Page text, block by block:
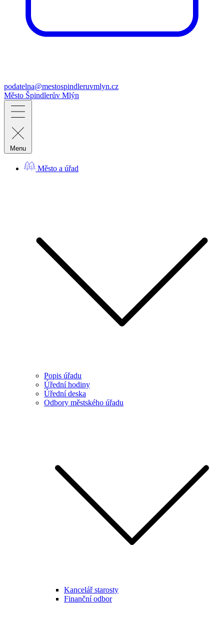
podatelna@mestospindleruvmlyn.cz
Město Špindlerův Mlýn
Menu
Město a úřad
Popis úřadu
Úřední hodiny
Úřední deska
Odbory městského úřadu
Kancelář starosty
Finanční odbor